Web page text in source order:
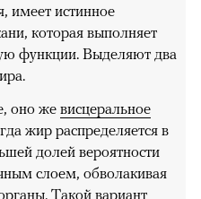
имеет истинное
которая выполняет
функции. Выделяют два
оно же висцеральное
жир распределяется в
долей вероятности
слоем, обволакивая
Такой вариант